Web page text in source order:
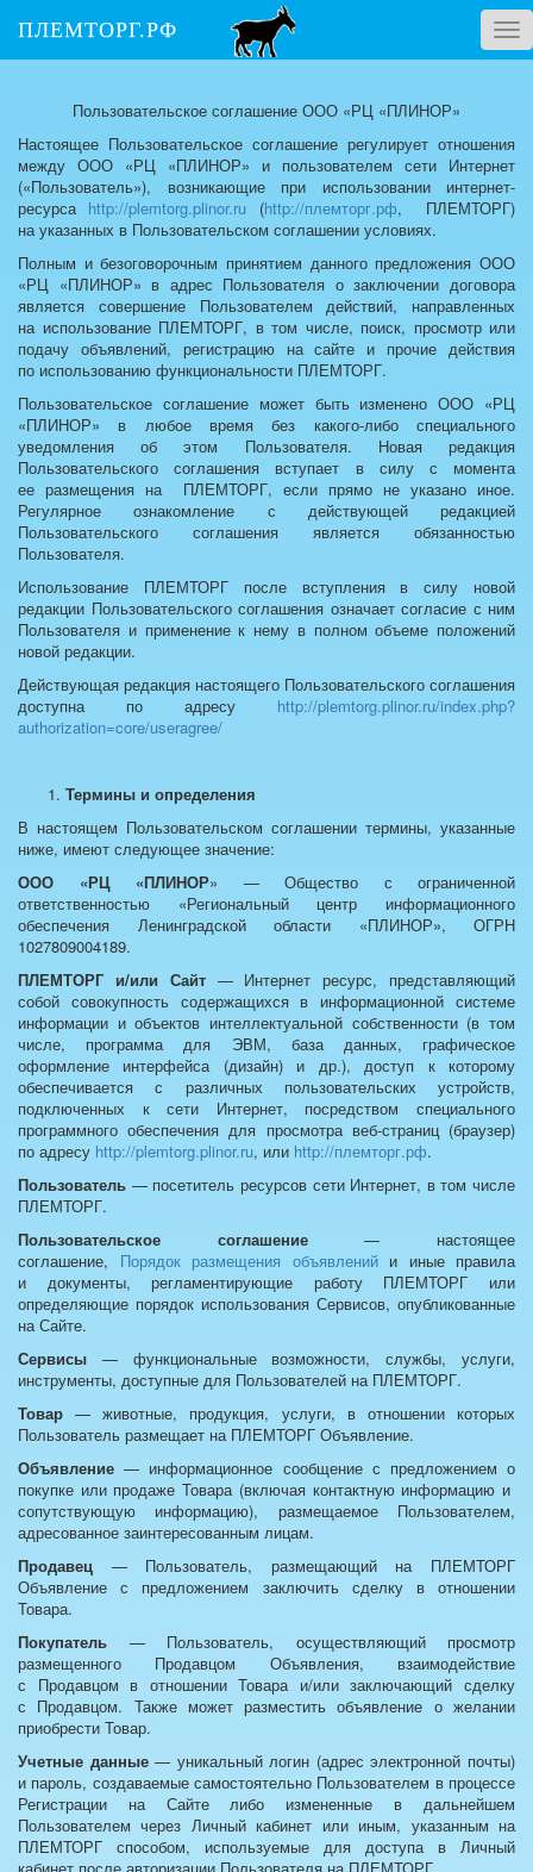
ПЛЕМТОРГ.РФ
Пользовательское соглашение ООО «РЦ «ПЛИНОР»
Настоящее Пользовательское соглашение регулирует отношения
между ООО «РЦ «ПЛИНОР» и пользователем сети Интернет
(«Пользователь»), возникающие при использовании интернет-
ресурса http://plemtorg.plinor.ru (http://племторг.рф, ПЛЕМТОРГ)
на указанных в Пользовательском соглашении условиях.
Полным и безоговорочным принятием данного предложения ООО
«РЦ «ПЛИНОР» в адрес Пользователя о заключении договора
является совершение Пользователем действий, направленных
на использование ПЛЕМТОРГ, в том числе, поиск, просмотр или
подачу объявлений, регистрацию на сайте и прочие действия
по использованию функциональности ПЛЕМТОРГ.
Пользовательское соглашение может быть изменено ООО «РЦ
«ПЛИНОР» в любое время без какого-либо специального
уведомления об этом Пользователя. Новая редакция
Пользовательского соглашения вступает в силу с момента
ее размещения на ПЛЕМТОРГ, если прямо не указано иное.
Регулярное ознакомление с действующей редакцией
Пользовательского соглашения является обязанностью
Пользователя.
Использование ПЛЕМТОРГ после вступления в силу новой
редакции Пользовательского соглашения означает согласие с ним
Пользователя и применение к нему в полном объеме положений
новой редакции.
Действующая редакция настоящего Пользовательского соглашения
доступна по адресу http://plemtorg.plinor.ru/index.php?
authorization=core/useragree/
Термины и определения
В настоящем Пользовательском соглашении термины, указанные
ниже, имеют следующее значение:
ООО «РЦ «ПЛИНОР» — Общество с ограниченной
ответственностью «Региональный центр информационного
обеспечения Ленинградской области «ПЛИНОР», ОГРН
1027809004189.
ПЛЕМТОРГ и/или Сайт— Интернет ресурс, представляющий
собой совокупность содержащихся в информационной системе
информации и объектов интеллектуальной собственности (в том
числе, программа для ЭВМ, база данных, графическое
оформление интерфейса (дизайн) и др.), доступ к которому
обеспечивается с различных пользовательских устройств,
подключенных к сети Интернет, посредством специального
программного обеспечения для просмотра веб-страниц (браузер)
по адресу http://plemtorg.plinor.ru, или http://племторг.рф.
Пользователь — посетитель ресурсов сети Интернет, в том числе
ПЛЕМТОРГ.
Пользовательское соглашение— настоящее
соглашение, Порядок размещения объявленийи иные правила
и документы, регламентирующие работу ПЛЕМТОРГ или
определяющие порядок использования Сервисов, опубликованные
на Сайте.
Сервисы — функциональные возможности, службы, услуги,
инструменты, доступные для Пользователей на ПЛЕМТОРГ.
Товар — животные, продукция, услуги, в отношении которых
Пользователь размещает на ПЛЕМТОРГ Объявление.
Объявление — информационное сообщение с предложением о
покупке или продаже Товара (включая контактную информацию и
сопутствующую информацию), размещаемое Пользователем,
адресованное заинтересованным лицам.
Продавец — Пользователь, размещающий на ПЛЕМТОРГ
Объявление с предложением заключить сделку в отношении
Товара.
Покупатель — Пользователь, осуществляющий просмотр
размещенного Продавцом Объявления, взаимодействие
с Продавцом в отношении Товара и/или заключающий сделку
с Продавцом. Также может разместить объявление о желании
приобрести Товар.
Учетные данные— уникальный логин (адрес электронной почты)
и пароль, создаваемые самостоятельно Пользователем в процессе
Регистрации на Сайте либо измененные в дальнейшем
Пользователем через Личный кабинет или иным, указанным на
ПЛЕМТОРГ способом, используемые для доступа в Личный